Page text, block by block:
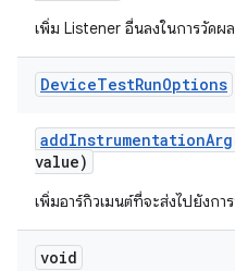
เพิ่ม Listener อื่นลงในการวัดผ
DeviceTestRunOptions
addInstrumentationArg
value)
เพิ่มอาร์กิวเมนต์ที่จะส่งไปยังกา
void